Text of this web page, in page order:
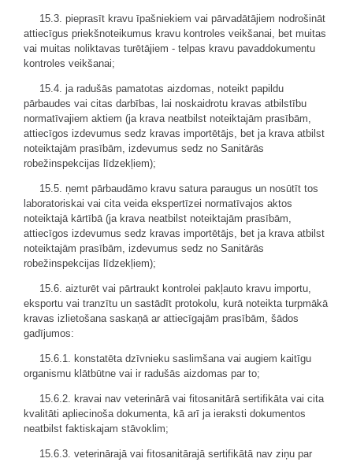
15.3. pieprasīt kravu īpašniekiem vai pārvadātājiem nodrošināt
attiecīgus priekšnoteikumus kravu kontroles veikšanai, bet muitas
vai muitas noliktavas turētājiem - telpas kravu pavaddokumentu
kontroles veikšanai;
15.4. ja radušās pamatotas aizdomas, noteikt papildu
pārbaudes vai citas darbības, lai noskaidrotu kravas atbilstību
normatīvajiem aktiem (ja krava neatbilst noteiktajām prasībām,
attiecīgos izdevumus sedz kravas importētājs, bet ja krava atbilst
noteiktajām prasībām, izdevumus sedz no Sanitārās
robežinspekcijas līdzekļiem);
15.5. ņemt pārbaudāmo kravu satura paraugus un nosūtīt tos
laboratoriskai vai cita veida ekspertīzei normatīvajos aktos
noteiktajā kārtībā (ja krava neatbilst noteiktajām prasībām,
attiecīgos izdevumus sedz kravas importētājs, bet ja krava atbilst
noteiktajām prasībām, izdevumus sedz no Sanitārās
robežinspekcijas līdzekļiem);
15.6. aizturēt vai pārtraukt kontrolei pakļauto kravu importu,
eksportu vai tranzītu un sastādīt protokolu, kurā noteikta turpmākā
kravas izlietošana saskaņā ar attiecīgajām prasībām, šādos
gadījumos:
15.6.1. konstatēta dzīvnieku saslimšana vai augiem kaitīgu
organismu klātbūtne vai ir radušās aizdomas par to;
15.6.2. kravai nav veterinārā vai fitosanitārā sertifikāta vai cita
kvalitāti apliecinoša dokumenta, kā arī ja ieraksti dokumentos
neatbilst faktiskajam stāvoklim;
15.6.3. veterinārajā vai fitosanitārajā sertifikātā nav ziņu par